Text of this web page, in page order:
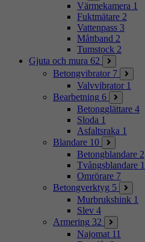
Värmekamera 1
Fuktmätare 2
Vattenpass 3
Måttband 2
Tumstock 2
Gjuta och mura 62
Betongvibrator 7
Valvvibrator 1
Bearbetning 6
Betongglättare 4
Sloda 1
Asfaltsraka 1
Blandare 10
Betongblandare 2
Tvångsblandare 1
Omrörare 7
Betongverktyg 5
Murbrukshink 1
Slev 4
Armering 32
Najomat 11